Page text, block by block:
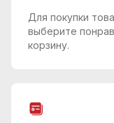
Для покупки
выберите
корзину.